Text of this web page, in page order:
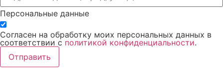
Персональные данные
Согласен на обработку моих персональных данных в
соответствии с политикой конфиденциальности.
Отправить